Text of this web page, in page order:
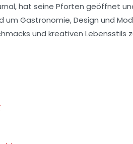
, hat seine Pforten geöffnet
Gastronomie, Design und
und kreativen Lebensstils